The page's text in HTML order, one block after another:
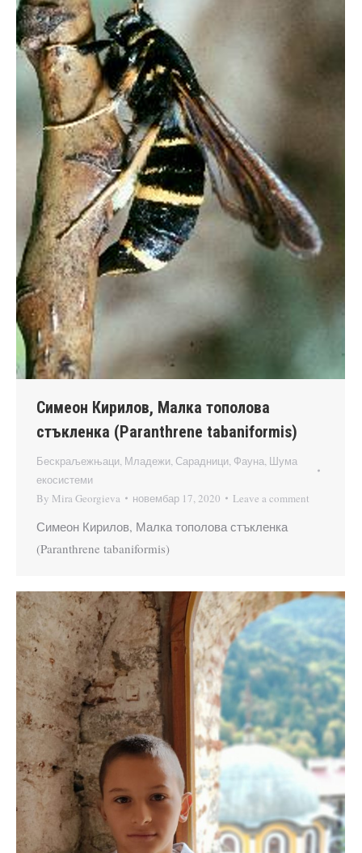
Симеон Кирилов, Малка тополова
стъкленка (Paranthrene tabaniformis)
Бескраљежњаци, Младежи, Сарадници, Фауна, Шума
екосистеми
By Mira Georgieva новембар 17, 2020 Leave a comment
Симеон Кирилов, Малка тополова стъкленка
(Paranthrene tabaniformis)